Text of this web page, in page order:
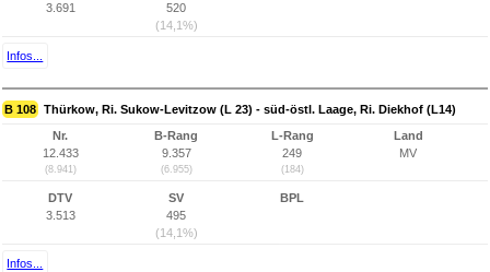
3.691
520
(14,1%)
Infos...
B 108 Thürkow, Ri. Sukow-Levitzow (L 23) - süd-östl. Laage, Ri. Diekhof (L14)
Nr.
12.433
(8.941)
B-Rang
9.357
(6.955)
L-Rang
249
(184)
Land
MV
DTV
3.513
SV
495
(14,1%)
BPL
Infos...